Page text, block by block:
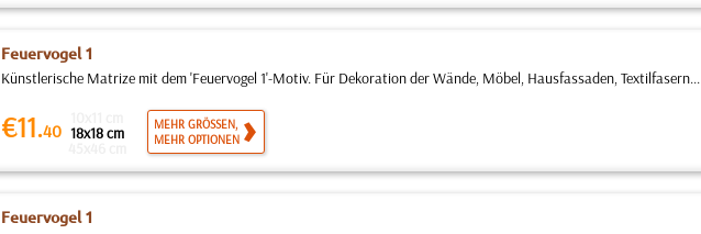
Feuervogel 1
Künstlerische Matrize mit dem 'Feuervogel 1'-Motiv. Für Dekoration der Wände, Möbel, Hausfassaden, Textilfasern...
€11.40 18x18 cm
MEHR GRÖSSEN,
MEHR OPTIONEN
Feuervogel 1